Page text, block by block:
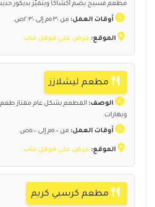
مطعم فسيح يضم أكشاكًا ويتميّز بديكور
أوقات العمل: من ٥:٣٠م إلى ٢:٣٠ص.
الموقع: عرض على قوقل ماب
مطعم ليشلازز
الوصف: المطعم بشكل عام ممتاز
وبهارات.
أوقات العمل: من ٥:٠٠م إلى ٥:٠٠ص.
الموقع: عرض على قوقل ماب
مطعم كرسبي كريم